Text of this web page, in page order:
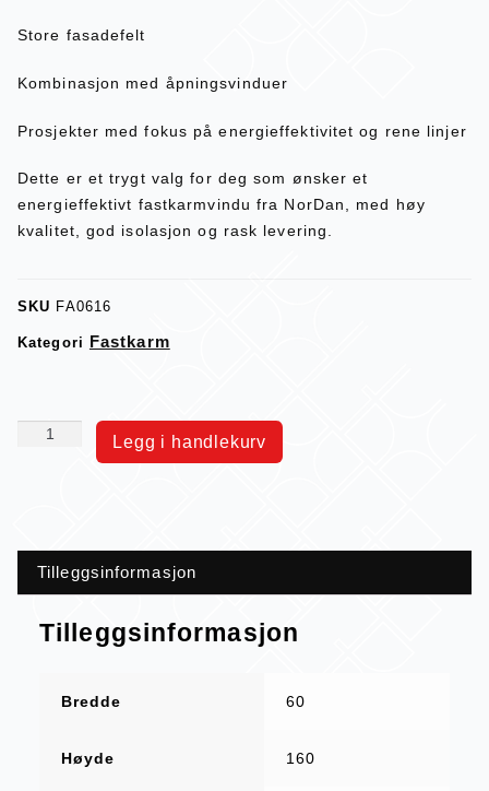
Store fasadefelt
Kombinasjon med åpningsvinduer
Prosjekter med fokus på energieffektivitet og rene linjer
Dette er et trygt valg for deg som ønsker et
energieffektivt fastkarmvindu fra NorDan, med høy
kvalitet, god isolasjon og rask levering.
SKU FA0616
Kategori Fastkarm
Legg i handlekurv
Tilleggsinformasjon
Tilleggsinformasjon
Bredde 60
Høyde 160